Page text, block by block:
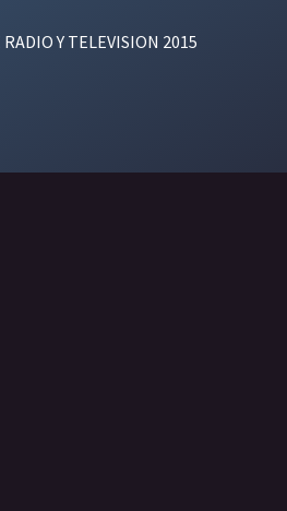
Y TELEVISION 2015